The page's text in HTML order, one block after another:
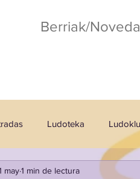
Berriak/
Ludoteka
Encuentro Kafetegia/Cafetería
may1 min de lectura